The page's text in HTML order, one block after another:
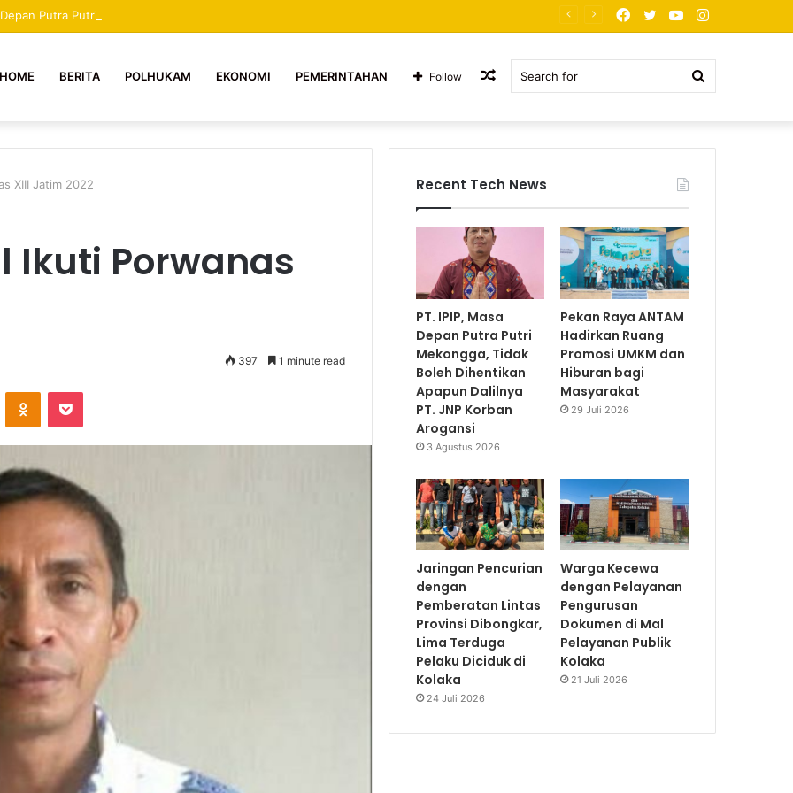
Depan Putra Putri Mekongga, Tidak Boleh Dihentikan Apapun Dalilnya PT. JNP Korban Arogansi YouTube
Twitter
Facebook
HOME BERITA POLHUKAM EKONOMI PEMERINTAHAN Random
Follow
XIII Jatim 2022
Ikuti Porwanas
397 1 minute read
Recent Tech News
PT. IPIP, Masa
Depan Putra Putri
Mekongga, Tidak
Boleh Dihentikan
Apapun Dalilnya
PT. JNP Korban
Arogansi
3 Agustus 2026
Pekan Raya ANTAM
Hadirkan Ruang
Promosi UMKM dan
Hiburan bagi
Masyarakat
29 Juli 2026
Jaringan Pencurian
dengan
Pemberatan Lintas
Provinsi Dibongkar,
Lima Terduga
Pelaku Diciduk di
Kolaka
24 Juli 2026
Warga Kecewa
dengan Pelayanan
Pengurusan
Dokumen di Mal
Pelayanan Publik
Kolaka
21 Juli 2026